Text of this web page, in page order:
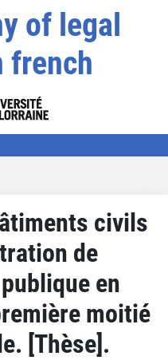
of legal
french
civils
de
en
moitié
[Thèse].